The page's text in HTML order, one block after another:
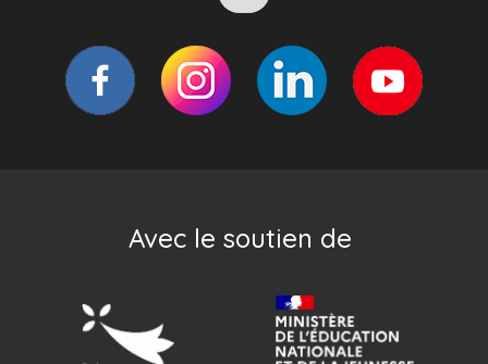
Avec le soutien de